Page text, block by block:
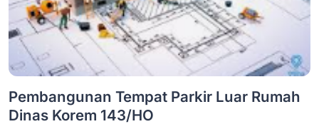
Pembangunan Tempat Parkir Luar Rumah
Dinas Korem 143/HO